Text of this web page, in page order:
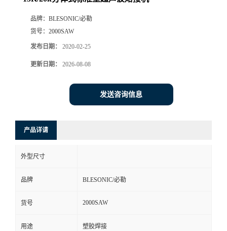
品牌： BLESONIC/必勒
货号： 2000SAW
发布日期： 2020-02-25
更新日期： 2026-08-08
发送咨询信息
产品详请
外型尺寸
品牌 BLESONIC/必勒
货号 2000SAW
用途 塑胶焊接